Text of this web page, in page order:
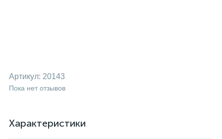
Артикул: 20143
Пока нет отзывов
Характеристики